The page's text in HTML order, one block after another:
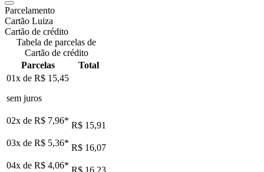
Parcelamento
Cartão Luiza
Cartão de crédito
Tabela de parcelas de
Cartão de crédito
Parcelas
Total
01x de R$ 15,45
sem juros
02x de R$ 7,96* R$ 15,91
03x de R$ 5,36* R$ 16,07
04x de R$ 4,06*